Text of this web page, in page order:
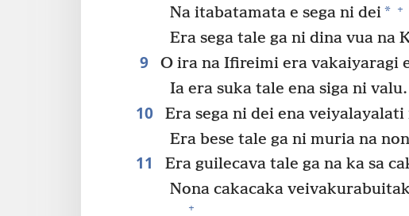
Na itabatamata e sega ni dei* +
Era sega tale ga ni dina vua na
9
O ira na Ifireimi era vakaiyaragi
Ia era suka tale ena siga ni valu.
10 Era sega ni dei ena
Era bese tale ga ni muria na
11 Era guilecava tale ga na ka sa
Nona cakacaka
+